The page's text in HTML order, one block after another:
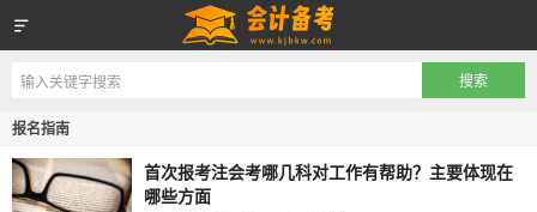
会计备考网
报名指南
首次报考注会考哪几科对工作有帮助？主要体现在
哪些方面